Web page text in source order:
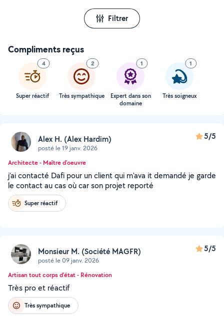
Filtrer
Compliments reçus
4
Super réactif
2
Très sympathique
1
Expert dans son
domaine
1
Très soigneux
Alex H. (Alex Hardim)
posté le 19 janv. 2026
5/5
Architecte - Maître d'oeuvre
j'ai contacté Dafi pour un client qui m'ava it demandé je garde
le contact au cas où car son projet reporté
Super réactif
Monsieur M. (Société MAGFR)
posté le 09 janv. 2026
5/5
Artisan tout corps d'état - Rénovation
Très pro et réactif
Très sympathique